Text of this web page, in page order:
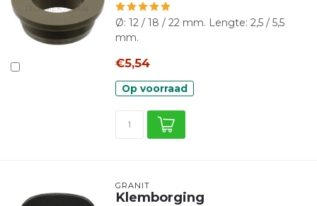
Ø: 12 / 18 / 22 mm. Lengte: 2,5 / 5,5
mm.
€5,54
Op voorraad
GRANIT
Klemborging